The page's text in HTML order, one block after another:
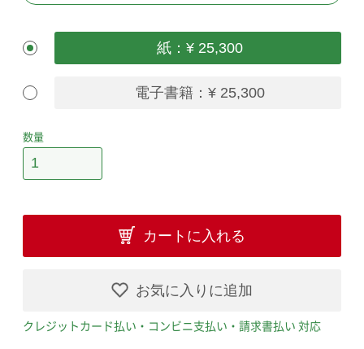
紙：¥ 25,300
電子書籍：¥ 25,300
数量
カートに入れる
お気に入りに追加
クレジットカード払い・コンビニ支払い・請求書払い 対応